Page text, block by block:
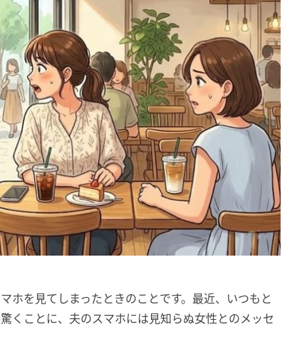
ホを見てしまったときのことです。最近、いつもと
くことに、夫のスマホには見知らぬ女性とのメッセ